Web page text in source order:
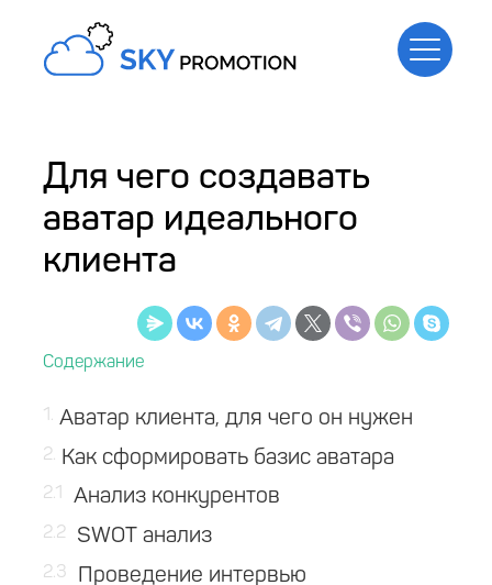
Для чего создавать
аватар идеального
клиента
1 Аватар клиента, для чего он нужен
2 Как сформировать базис аватара
2.1 Анализ конкурентов
2.2 SWOT анализ
2.3 Проведение интервью